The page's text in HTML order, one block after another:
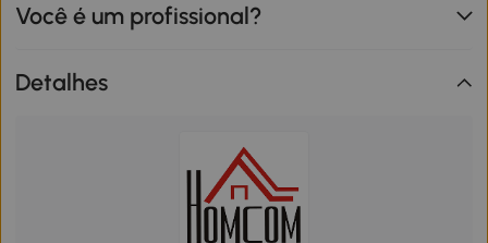
Você é um profissional?
Detalhes